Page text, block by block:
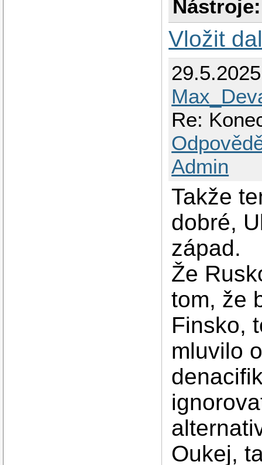
Nástroje:
Vložit
Re:
Admin
Takže
dobré,
západ.
Že
tom, že
Finsko,
mluvilo
Oukej,